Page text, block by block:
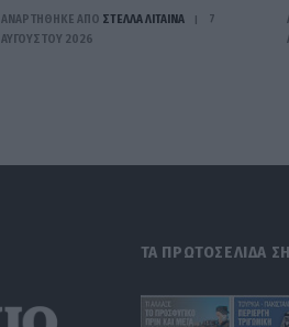
ΑΝΑΡΤΗΘΗΚΕ ΑΠΟ ΣΤΈΛΛΑ ΛΊΤΑΙΝΑ
7
ΑΥΓΟΎΣΤΟΥ 2026
ΤΑ ΠΡΩΤΟΣΕΛΙΔΑ